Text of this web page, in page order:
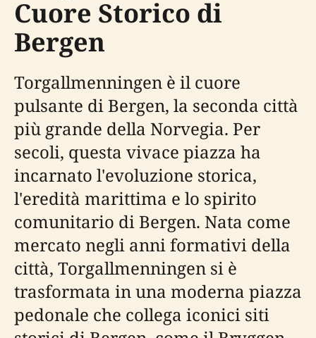
Cuore Storico di
Bergen
Torgallmenningen è il cuore
pulsante di Bergen, la seconda città
più grande della Norvegia. Per
secoli, questa vivace piazza ha
incarnato l'evoluzione storica,
l'eredità marittima e lo spirito
comunitario di Bergen. Nata come
mercato negli anni formativi della
città, Torgallmenningen si è
trasformata in una moderna piazza
pedonale che collega iconici siti